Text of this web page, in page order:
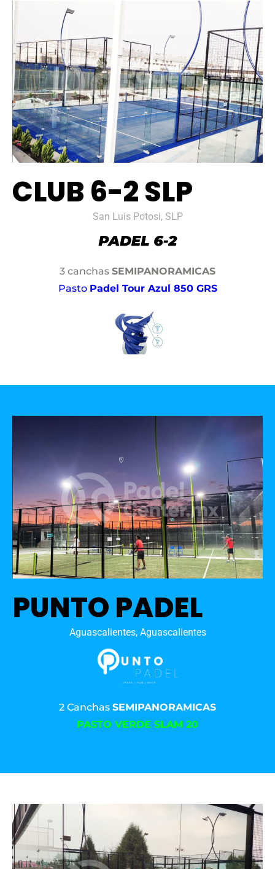
CLUB 6-2 SLP
San Luis Potosi, SLP
3 canchas SEMIPANORAMICAS
Pasto Padel Tour Azul 850 GRS
PUNTO PADEL
Aguascalientes, Aguascalientes
2 Canchas SEMIPANORAMICAS
PASTO VERDE SLAM 20